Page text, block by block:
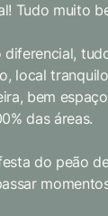
Tudo muito
local
bem
das áreas.
do peão